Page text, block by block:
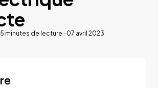
5 minutes de lecture 07 avril 2023